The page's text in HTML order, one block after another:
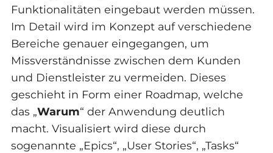
Funktionalitäten eingebaut werden müssen.
Im Detail wird im Konzept auf verschiedene
Bereiche genauer eingegangen, um
Missverständnisse zwischen dem Kunden
und Dienstleister zu vermeiden. Dieses
geschieht in Form einer Roadmap, welche
das „Warum“ der Anwendung deutlich
macht. Visualisiert wird diese durch
sogenannte „Epics“, „User Stories“, „Tasks“